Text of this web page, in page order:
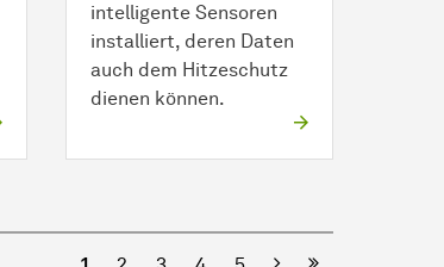
intelligente Sensoren
installiert, deren Daten
auch dem Hitzeschutz
dienen können.